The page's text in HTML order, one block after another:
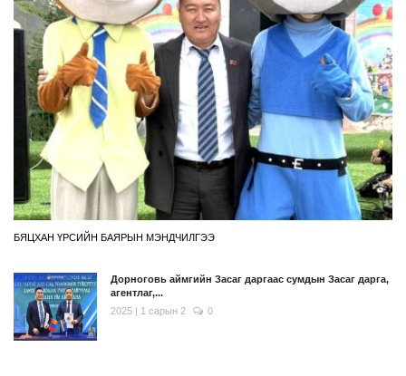
БЯЦХАН ҮРСИЙН БАЯРЫН МЭНДЧИЛГЭЭ
Дорноговь аймгийн Засаг даргаас сумдын Засаг дарга,
агентлаг,...
2025 | 1 сарын 2
0